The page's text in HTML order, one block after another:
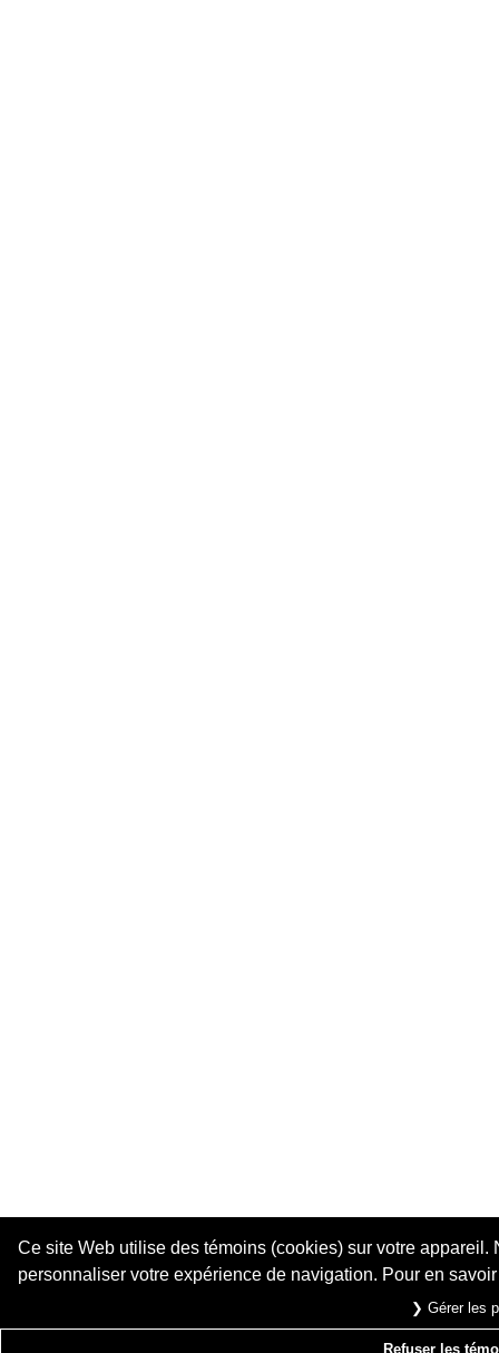
Ce site Web utilise des témoins (cookies) sur votre
personnaliser votre expérience de navigation. Pour en
❯ Gérer les
Refuser les